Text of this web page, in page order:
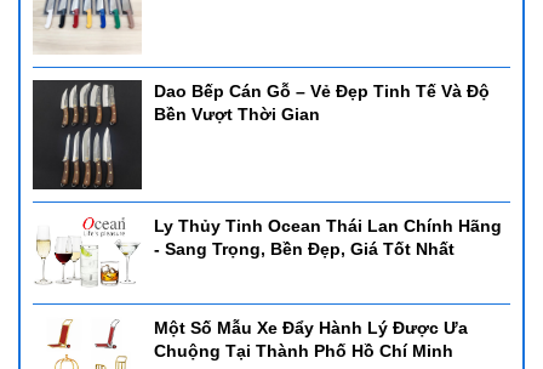
Dao Bếp Cán Gỗ – Vẻ Đẹp Tinh Tế Và Độ
Bền Vượt Thời Gian
Ly Thủy Tinh Ocean Thái Lan Chính Hãng
- Sang Trọng, Bền Đẹp, Giá Tốt Nhất
Một Số Mẫu Xe Đẩy Hành Lý Được Ưa
Chuộng Tại Thành Phố Hồ Chí Minh